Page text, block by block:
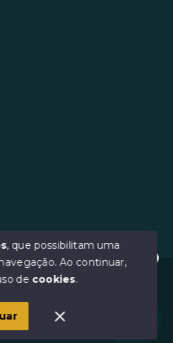
Oi :) Como posso te ajudar?
- Todos os direitos
, que possibilitam uma
Ao continuar,
de cookies.